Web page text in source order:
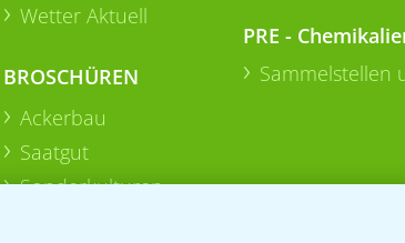
Wetter Aktuell
BROSCHÜREN
Ackerbau
Saatgut
Sonderkulturen
PRE -
Sammelstellen